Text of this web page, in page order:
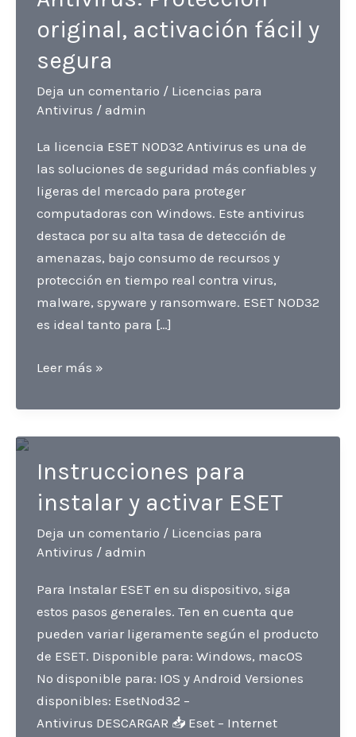
original, activación fácil y
segura
Deja un comentario / Licencias para
Antivirus / admin
La licencia ESET NOD32 Antivirus es una de
las soluciones de seguridad más confiables y
ligeras del mercado para proteger
computadoras con Windows. Este antivirus
destaca por su alta tasa de detección de
amenazas, bajo consumo de recursos y
protección en tiempo real contra virus,
malware, spyware y ransomware. ESET NOD32
es ideal tanto para […]
Licencia
NOD32
Antivirus:
original,
activación
Leer más »
Instrucciones para
instalar y activar ESET
Deja un comentario / Licencias para
Antivirus / admin
Para Instalar ESET en su dispositivo, siga
estos pasos generales. Ten en cuenta que
pueden variar ligeramente según el producto
de ESET. Disponible para: Windows, macOS
No disponible para: IOS y Android Versiones
disponibles: EsetNod32 –
Antivirus DESCARGAR 📥 Eset – Internet